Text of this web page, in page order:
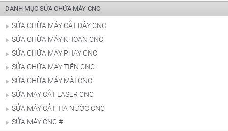
DANH MỤC SỬA CHỮA MÁY CNC
SỬA CHỮA MÁY CẮT DÂY CNC
SỬA CHỮA MÁY KHOAN CNC
SỬA CHỮA MÁY PHAY CNC
SỬA CHỮA MÁY TIỆN CNC
SỬA CHỮA MÁY MÀI CNC
SỬA MÁY CẮT LASER CNC
SỬA MÁY CẮT TIA NƯỚC CNC
SỬA MÁY CNC #